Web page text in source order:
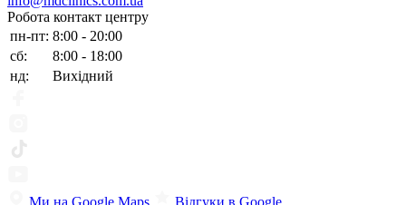
Робота контакт центру
пн-пт: 8:00 - 20:00
сб:
8:00 - 18:00
нд:
Вихідний
Ми на Google Maps
Відгуки в Google